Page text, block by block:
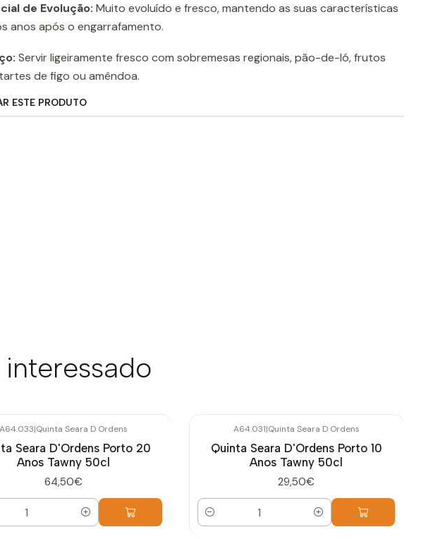
de Evolução: Muito evoluído e fresco, mantendo as suas características
anos após o engarrafamento.
Servir ligeiramente fresco com sobremesas regionais, pão-de-ló, frutos
de figo ou amêndoa.
ESTE PRODUTO
A64.033|Quinta Seara D Ordens
Seara D'Ordens Porto 20
Anos Tawny 50cl
64,50€
A64.031|Quinta Seara D Ordens
Quinta Seara D'Ordens Porto 10
Anos Tawny 50cl
29,50€
Quantidade